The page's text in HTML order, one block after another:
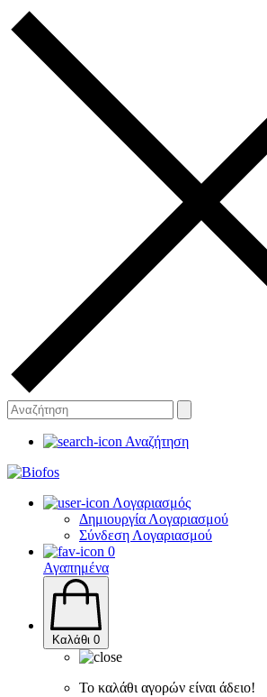
Αναζήτηση
Λογαριασμός
Δημιουργία Λογαριασμού
Σύνδεση Λογαριασμού
0
Αγαπημένα
Καλάθι 0
Το καλάθι αγορών είναι άδειο!